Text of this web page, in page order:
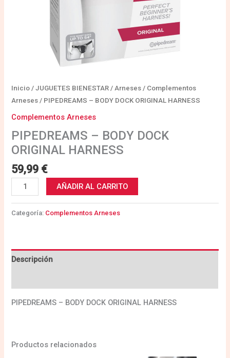
Inicio /JUGUETES BIENESTAR / Arneses / Complementos
Arneses / PIPEDREAMS – BODY DOCK ORIGINAL HARNESS
Complementos Arneses
PIPEDREAMS – BODY DOCK
ORIGINAL HARNESS
59,99 €
AÑADIR AL CARRITO
Categoría: Complementos Arneses
Descripción
PIPEDREAMS – BODY DOCK ORIGINAL HARNESS
Productos relacionados